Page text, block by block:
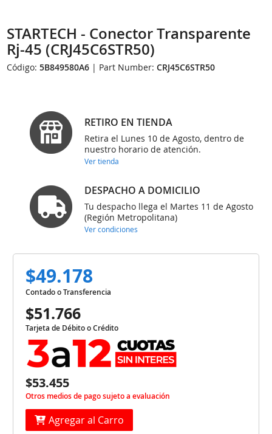
STARTECH - Conector Transparente
Rj-45 (CRJ45C6STR50)
Código:5B849580A6 | Part Number:CRJ45C6STR50
RETIRO EN TIENDA
Retira el Lunes 10 de Agosto, dentro de
nuestro horario de atención.
Ver tienda
DESPACHO A DOMICILIO
Tu despacho llega el Martes 11 de Agosto
(Región Metropolitana)
Ver condiciones
$49.178
Contado o Transferencia
$51.766
Tarjeta de Débito o Crédito
$53.455
Otros medios de pago sujeto a evaluación
Agregar al Carro